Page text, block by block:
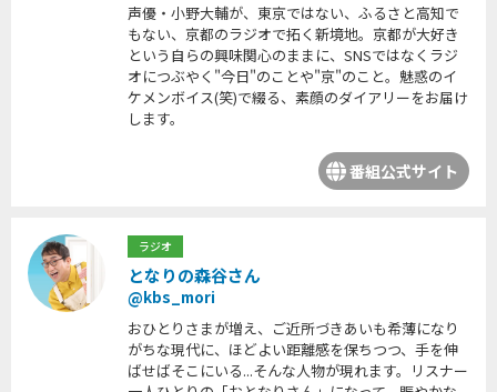
声優・小野大輔が、東京ではない、ふるさと高知で
もない、京都のラジオで拓く新境地。京都が大好き
という自らの興味関心のままに、SNSではなくラジ
オにつぶやく"今日"のことや"京"のこと。魅惑のイ
ケメンボイス(笑)で綴る、素顔のダイアリーをお届け
します。
番組公式サイト
ラジオ
となりの森谷さん
@kbs_mori
おひとりさまが増え、ご近所づきあいも希薄になり
がちな現代に、ほどよい距離感を保ちつつ、手を伸
ばせばそこにいる...そんな人物が現れます。リスナー